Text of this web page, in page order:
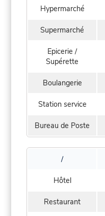
Hypermarché
Supermarché
Epicerie /
Supérette
Boulangerie
Station service
Bureau de Poste
/
Hôtel
Restaurant